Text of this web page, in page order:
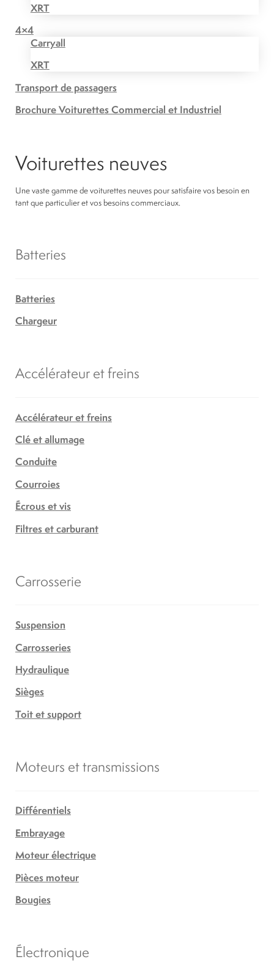
XRT
4×4
Carryall
XRT
Transport de passagers
Brochure Voiturettes Commercial et Industriel
Voiturettes neuves
Une vaste gamme de voiturettes neuves pour satisfaire vos besoin en
tant que particulier et vos besoins commerciaux.
Batteries
Batteries
Chargeur
Accélérateur et freins
Accélérateur et freins
Clé et allumage
Conduite
Courroies
Écrous et vis
Filtres et carburant
Carrosserie
Suspension
Carrosseries
Hydraulique
Sièges
Toit et support
Moteurs et transmissions
Différentiels
Embrayage
Moteur électrique
Pièces moteur
Bougies
Électronique